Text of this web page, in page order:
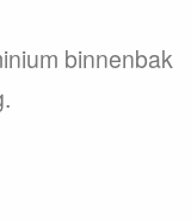
binnenbak